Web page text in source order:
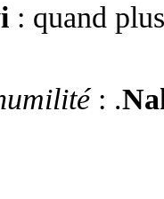
: quand
: .